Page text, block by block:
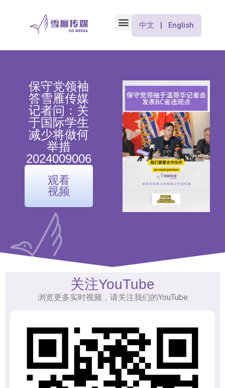
中文 | English
保守党领袖
答雪雁传媒
记者问：关
于国际学生
减少将做何
举措
2024009006
观看
视频
关注YouTube
浏览更多实时视频，请关注我们的YouTube